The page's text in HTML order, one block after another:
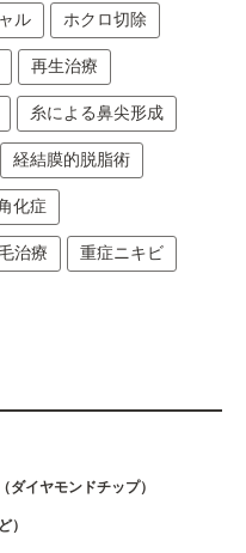
ル ホクロ切除
再生治療
糸による鼻尖形成
経結膜的脱脂術
化症
治療 重症ニキビ
ダイヤモンドチップ）
）